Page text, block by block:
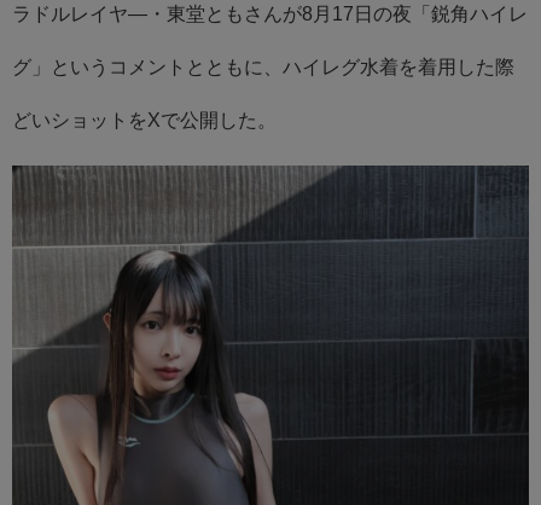
ラドルレイヤ―・東堂ともさんが8月17日の夜「鋭角ハイレ
グ」というコメントとともに、ハイレグ水着を着用した際
どいショットをXで公開した。